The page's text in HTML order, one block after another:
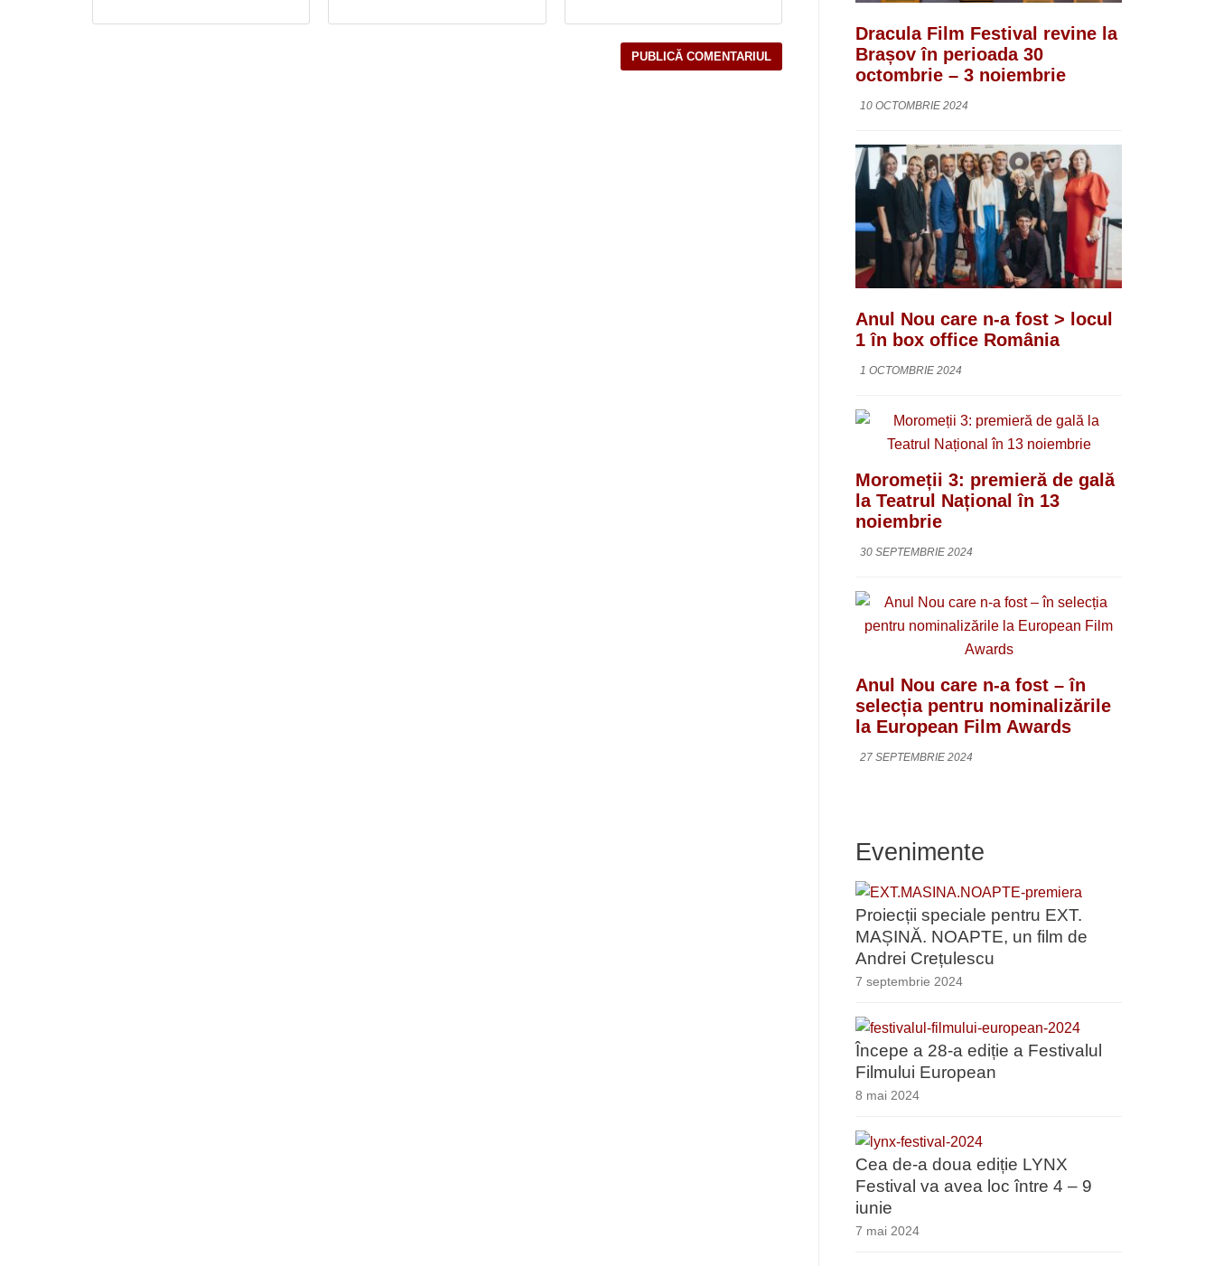
Dracula Film Festival revine la
Brașov în perioada 30
octombrie – 3 noiembrie
10 OCTOMBRIE 2024
Anul Nou care n-a fost > locul
1 în box office România
1 OCTOMBRIE 2024
Moromeții 3: premieră de gală
la Teatrul Național în 13
noiembrie
30 SEPTEMBRIE 2024
Anul Nou care n-a fost – în
selecția pentru nominalizările
la European Film Awards
27 SEPTEMBRIE 2024
Evenimente
Proiecții speciale pentru EXT.
MAȘINĂ. NOAPTE, un film de
Andrei Crețulescu
7 septembrie 2024
Începe a 28-a ediție a Festivalul
Filmului European
8 mai 2024
Cea de-a doua ediție LYNX
Festival va avea loc între 4 – 9
iunie
7 mai 2024